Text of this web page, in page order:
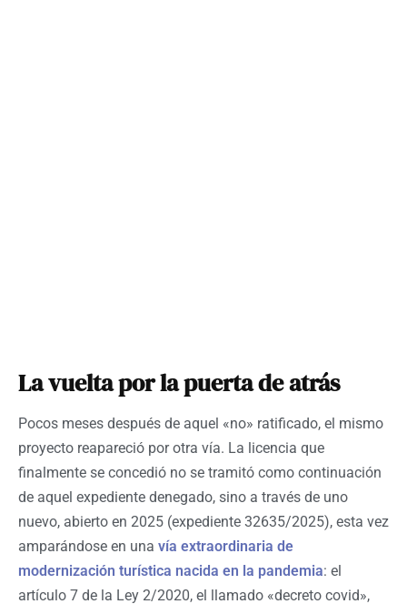
La vuelta por la puerta de atrás
Pocos meses después de aquel «no» ratificado, el mismo
proyecto reapareció por otra vía. La licencia que
finalmente se concedió no se tramitó como continuación
de aquel expediente denegado, sino a través de uno
nuevo, abierto en 2025 (expediente 32635/2025), esta vez
amparándose en una vía extraordinaria de
modernización turística nacida en la pandemia: el
artículo 7 de la Ley 2/2020, el llamado «decreto covid»,